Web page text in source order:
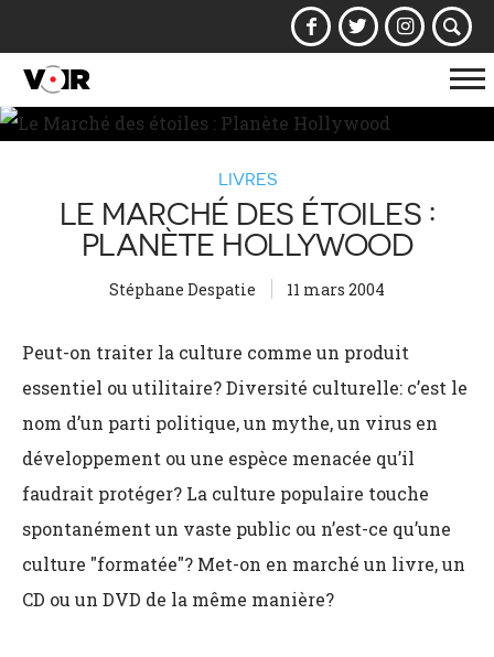
la
LIVRES
LE MARCHÉ DES ÉTOILES :
PLANÈTE HOLLYWOOD
Stéphane Despatie 11 mars 2004
Peut-on traiter la culture comme un produit
essentiel ou utilitaire? Diversité culturelle: c’est le
nom d’un parti politique, un mythe, un virus en
développement ou une espèce menacée qu’il
faudrait protéger? La culture populaire touche
spontanément un vaste public ou n’est-ce qu’une
culture "formatée"? Met-on en marché un livre, un
CD ou un DVD de la même manière?